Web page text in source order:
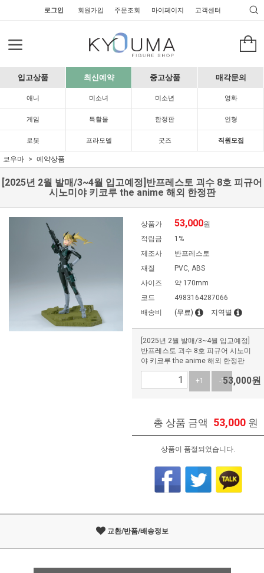
로그인 회원가입 주문조회 마이페이지 고객센터
입고상품 최신예약 중고상품 매각문의
애니 미소녀 미소년 영화
게임 특촬물 한정판 인형
로봇 프라모델 굿즈 직원모집
쿄우마 예약상품
[2025년 2월 발매/3~4월 입고예정]반프레스토 괴수 8호 피규어
시노미야 키코루 the anime 해외 한정판
상품가 53,000원
적립금
1%
제조사
반프레스토
재질
PVC, ABS
사이즈
약 170mm
코드
4983164287066
배송비
(무료) 지역별
[2025년 2월 발매/3~4월 입고예정]
반프레스토 괴수 8호 피규어 시노미
야 키코루 the anime 해외 한정판
+1 -153,000원
총 상품 금액 53,000 원
상품이 품절되었습니다.
교환/반품/배송정보